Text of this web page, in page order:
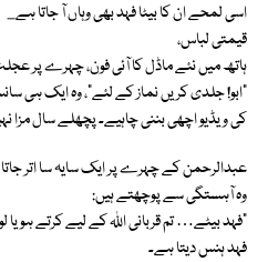
اسی لمحے ان کا بیٹا فہد بھی وہاں آ جاتا ہے_
قیمتی لباس،
ہاتھ میں نئے ماڈل کا آئی فون، چہرے پر
“ابو! جلدی کریں نماز کے لئے”، وہ ایک ہی
کی ویڈیو اچھی بننی چاہیے۔ پچھلے سال مزا
عبدالرحمن کے چہرے پر ایک سایہ سا اتر
وہ آہستگی سے پوچھتے ہیں:
“فہد بیٹے… تم قربانی اللہ کے لیے کرتے ہو یا
فہد ہنس دیتا ہے۔